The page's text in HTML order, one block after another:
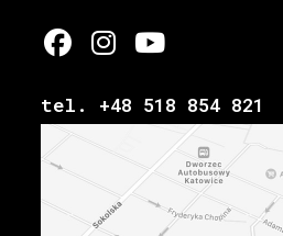
tel. +48 518 854 821